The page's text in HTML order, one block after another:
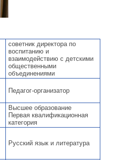
советник директора по
воспитанию и
взаимодействию с детскими
общественными
объединениями
Педагог-организатор
Высшее образование
Первая квалификационная
категория
Русский язык и литература